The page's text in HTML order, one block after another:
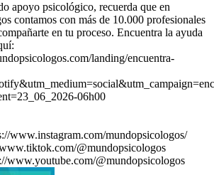
apoyo psicológico, recuerda que en
contamos con más de 10.000 profesionales
en tu proceso. Encuentra la ayuda
landing/encuentra-
06h00
www.instagram.com/mundopsicologos/
@mundopsicologos
www.youtube.com/@mundopsicologos